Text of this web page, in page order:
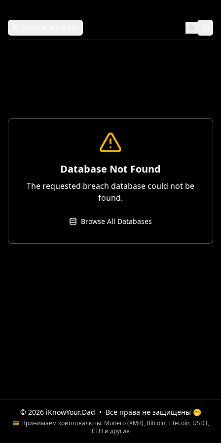
Database Not Found
The requested breach database could not be
found.
Browse All Databases
© 2026 iKnowYour.Dad • Все права не защищены 🤭
💳 Принимаем криптовалюты: Monero (XMR), Bitcoin, Litecoin, USDT,
ETH и другие